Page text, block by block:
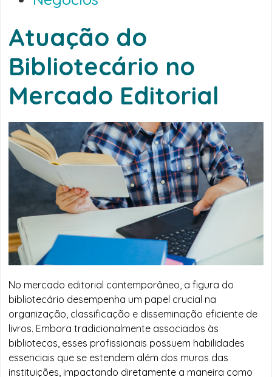
Atuação do
Bibliotecário no
Mercado Editorial
No mercado editorial contemporâneo, a figura do
bibliotecário desempenha um papel crucial na
organização, classificação e disseminação eficiente de
livros. Embora tradicionalmente associados às
bibliotecas, esses profissionais possuem habilidades
essenciais que se estendem além dos muros das
instituições, impactando diretamente a maneira como